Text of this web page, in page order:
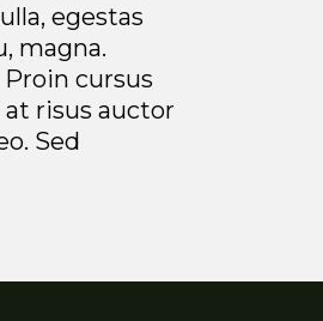
egestas
magna.
cursus
at risus auctor
Sed